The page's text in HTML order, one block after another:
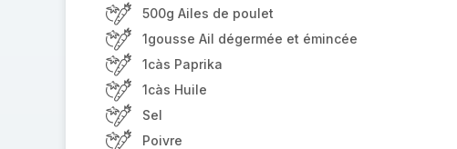
500g Ailes de poulet
1gousse Ail dégermée et émincée
1càs Paprika
1càs Huile
Sel
Poivre